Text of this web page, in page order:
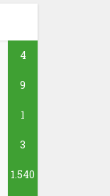
4
9
1
3
1.540